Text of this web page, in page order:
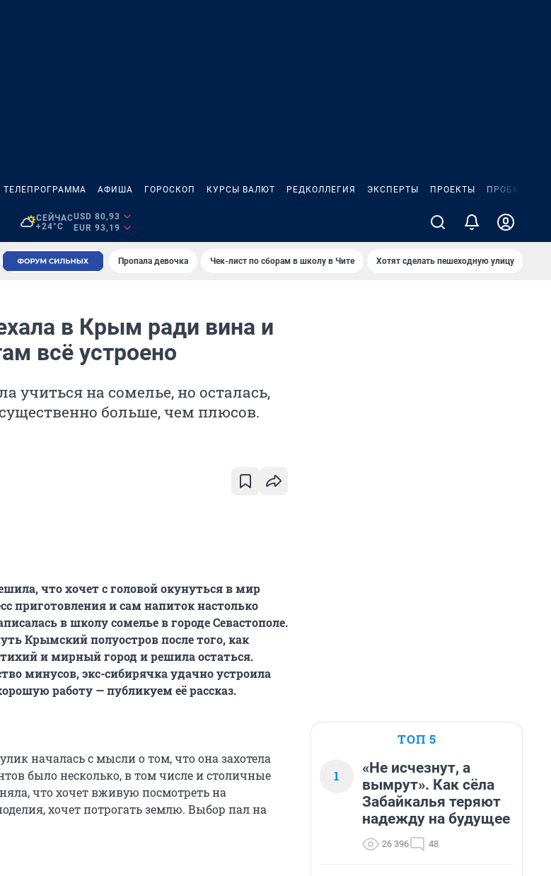
ТЕЛЕПРОГРАММА АФИША ГОРОСКОП КУРСЫ ВАЛЮТ РЕДКОЛЛЕГИЯ ЭКСПЕРТЫ ПРОЕКТЫ ПРОБКИ
СЕЙЧАС
+24°C
USD 80,93
EUR 93,19
Пропала девочка Чек-лист по сборам в школу в Чите Хотят сделать пешеходную улицу
в Крым ради вина и
всё устроено
учиться на сомелье, но осталась,
больше, чем плюсов.
что хочет с головой окунуться в мир
приготовления и сам напиток настолько
в школу сомелье в городе Севастополе.
Крымский полуостров после того, как
и мирный город и решила остаться.
минусов, экс-сибирячка удачно устроила
работу — публикуем её рассказ.
началась с мысли о том, что она захотела
было несколько, в том числе и столичные
что хочет вживую посмотреть на
хочет потрогать землю. Выбор пал на
ТОП 5
1
«Не исчезнут, а
вымрут». Как сёла
Забайкалья теряют
надежду на будущее
26 396 48